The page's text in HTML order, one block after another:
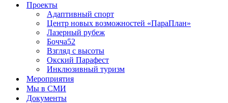
Проекты
Адаптивный спорт
Центр новых возможностей «ПараПлан»
Лазерный рубеж
Бочча52
Взгляд с высоты
Окский Парафест
Инклюзивный туризм
Мероприятия
Мы в СМИ
Документы